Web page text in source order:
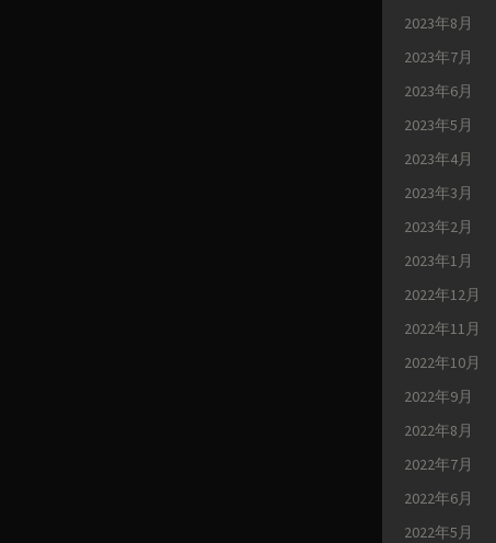
2023年8月
2023年7月
2023年6月
2023年5月
2023年4月
2023年3月
2023年2月
2023年1月
2022年12月
2022年11月
2022年10月
2022年9月
2022年8月
2022年7月
2022年6月
2022年5月